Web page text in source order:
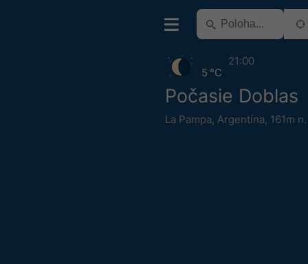
Počasie Doblas
La Pampa, Argentína, 161m
5 °C
21:00